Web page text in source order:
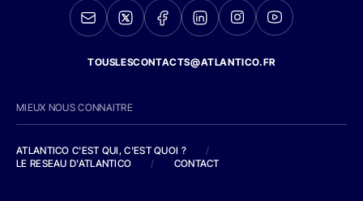
TOUSLESCONTACTS@ATLANTICO.FR
MIEUX NOUS CONNAITRE
ATLANTICO C'EST QUI, C'EST QUOI ?
/
LE RESEAU D'ATLANTICO
/ CONTACT